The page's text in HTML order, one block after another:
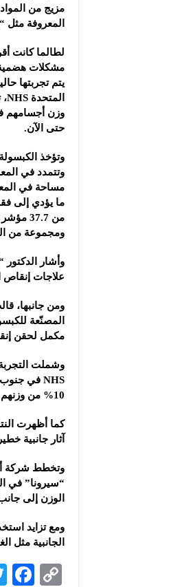
مزيج من المواد
المعروفة مثل
لطالما كانت
مشكلات هضمية
يتم تجربتها
حتى الآن.
وتؤخذ
مساحة في
ما يؤدي إلى
من
ومجموعة من الحالات
علاجات إنقاص
ومن جانبها،
المصنّعة
مكمل لحقن
10% من وزنهم.
آثار جانبية
وتخطط شركة
“سيرونا” في
الوزن إلى
ومع تزايد
الجانبية مثل
C